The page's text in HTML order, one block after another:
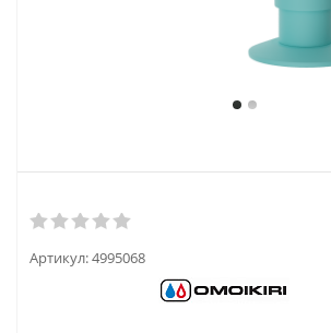
Артикул:4995068